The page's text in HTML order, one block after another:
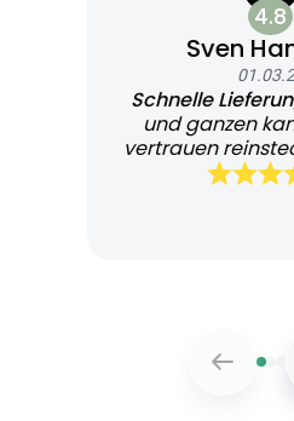
4.8
Sven
Schnelle
und ganzen
vertrauen
und schnelle